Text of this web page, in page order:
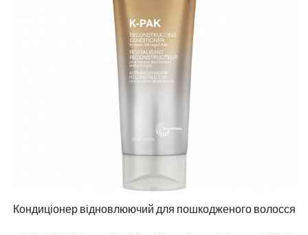
Кондиціонер відновлюючий для пошкодженого волосся